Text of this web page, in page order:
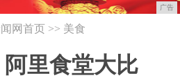
广告
网首页 >> 美食
里食堂大比